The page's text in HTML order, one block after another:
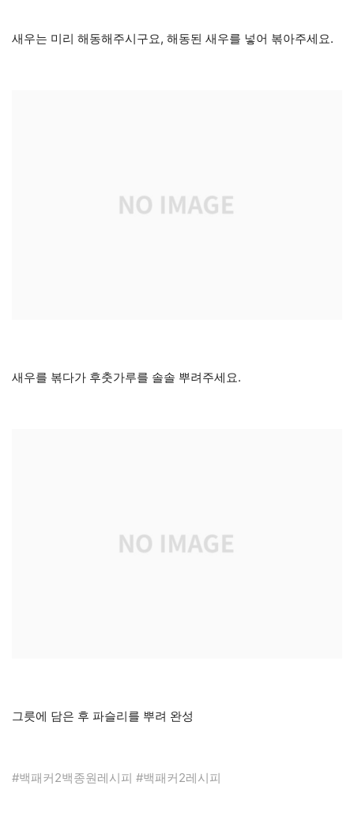
새우는 미리 해동해주시구요, 해동된 새우를 넣어 볶아주세요.
새우를 볶다가 후춧가루를 솔솔 뿌려주세요.
그릇에 담은 후 파슬리를 뿌려 완성
#백패커2백종원레시피 #백패커2레시피